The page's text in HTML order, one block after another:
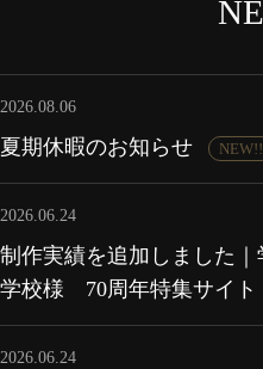
2026.08.06
夏期休暇のお知らせ NEW!!
2026.06.24
制作実績を追加しました
学校様 70周年特集サイト
2026.06.24